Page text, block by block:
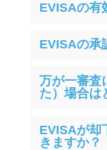
EVISAの有
EVISAの承
万が一審査
た）場合は
EVISAが却
きますか？